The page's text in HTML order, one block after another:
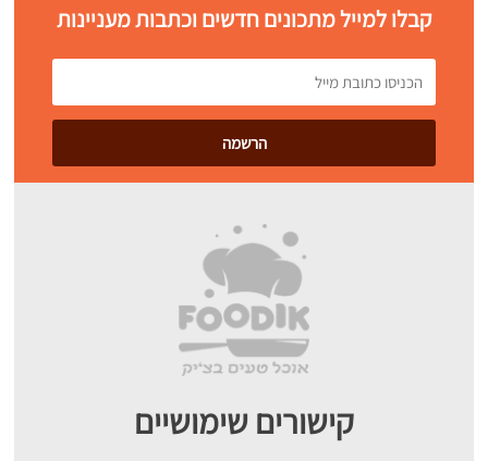
קבלו למייל מתכונים חדשים וכתבות מעניינות
קישורים שימושיים